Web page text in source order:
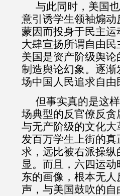
与此同时，美国
意引诱学生领袖煽
蒙因而投身于民主
大肆宣扬所谓自由
美国是资产阶级舆
制造舆论幻象。逐
场中国人民追求自由
但事实真的是这
场典型的反官僚反
与无产阶级的文化
发百万学生上街的
求，远比被右派操
显。而且，六四运
东的画像，根本无
声，与美国鼓吹的